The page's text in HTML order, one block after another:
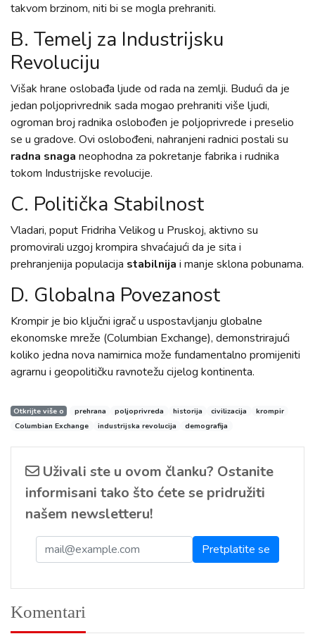
takvom brzinom, niti bi se mogla prehraniti.
B. Temelj za Industrijsku
Revoluciju
Višak hrane oslobađa ljude od rada na zemlji. Budući da je
jedan poljoprivrednik sada mogao prehraniti više ljudi,
ogroman broj radnika oslobođen je poljoprivrede i preselio
se u gradove. Ovi oslobođeni, nahranjeni radnici postali su
radna snaga neophodna za pokretanje fabrika i rudnika
tokom Industrijske revolucije.
C. Politička Stabilnost
Vladari, poput Fridriha Velikog u Pruskoj, aktivno su
promovirali uzgoj krompira shvaćajući da je sita i
prehranjenija populacija stabilnija i manje sklona pobunama.
D. Globalna Povezanost
Krompir je bio ključni igrač u uspostavljanju globalne
ekonomske mreže (Columbian Exchange), demonstrirajući
koliko jedna nova namirnica može fundamentalno promijeniti
agrarnu i geopolitičku ravnotežu cijelog kontinenta.
Otkrijte više o prehrana poljoprivreda historija civilizacija
krompir
Columbian Exchange
industrijska revolucija demografija
Uživali ste u ovom članku? Ostanite
informisani tako što ćete se pridružiti
našem newsletteru!
Komentari